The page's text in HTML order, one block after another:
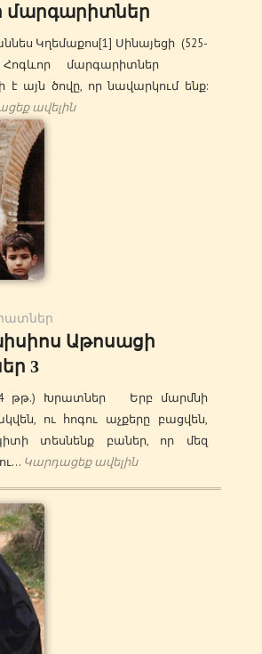
մարգարիտներ
Կղեմաքոս[1] Սինայեցի (525-
Հոգևոր մարգարիտներ
է այն ծովը, որ նավարկում ենք:
ավելին
Աթոսացի
3
թթ.) Խրատներ Երբ մարմնի
ու հոգու աչքերը բացվեն,
տեսնենք բաներ, որ մեզ
Կարդացեք ավելին